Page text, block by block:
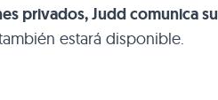
privados, Judd comunica su
estará disponible.